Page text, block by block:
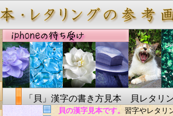
「貝」漢字の書き方見本 貝レタリ
貝の漢字見本です。 習字やレタリ